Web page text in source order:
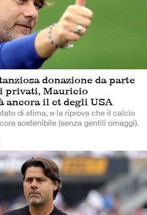
donazione da parte
privati, Mauricio
ancora il ct degli USA
di stima, e la riprova che il calcio
sostenibile (senza gentili omaggi).